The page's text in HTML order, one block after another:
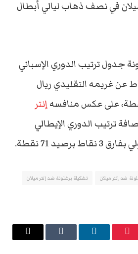
في نصف ذهاب ليالي أبطال
جدول ترتيب الدوري الإسباني
بفارق 4 نقاط عن غريمه التقليدي ريال
إنتر
ترتيب الدوري الإيطالي
71 نقطة.
ضد إنتر ميلان
تشكيلة برشلونة ضد إنتر ميلان
بينتيريستلينكدإن Tumblr
البريد